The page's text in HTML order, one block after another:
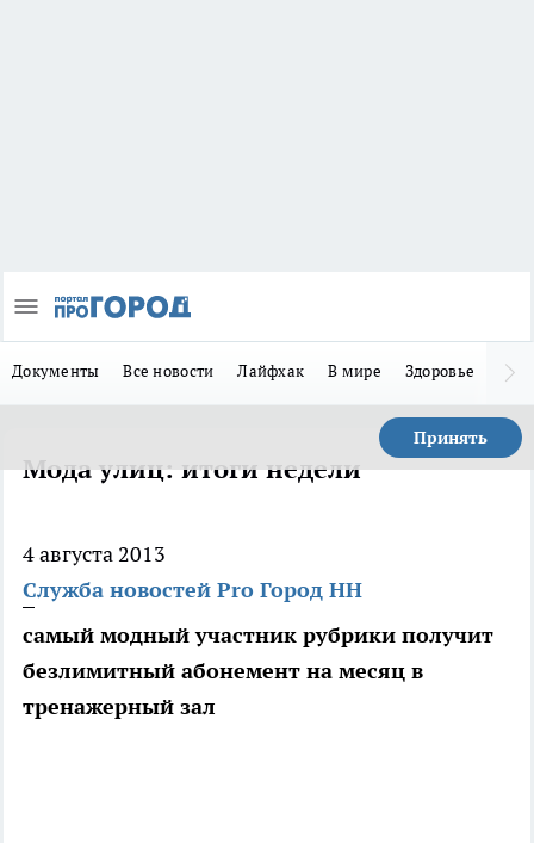
Документы Все новости Лайфхак В мире Здоровье
Принять
Мода улиц: итоги недели
4 августа 2013
Служба новостей Pro Город НН
самый модный участник рубрики получит
безлимитный абонемент на месяц в
тренажерный зал